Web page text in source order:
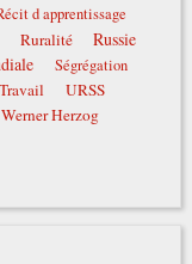
d apprentissage
Ruralité Russie
Ségrégation
Travail URSS
Werner Herzog